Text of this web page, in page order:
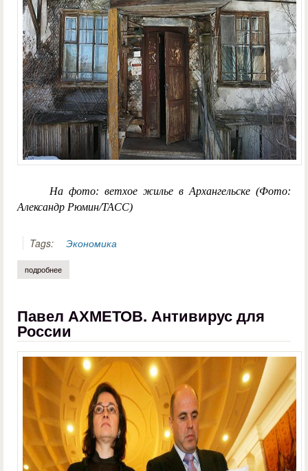
На фото: ветхое жилье в Архангельске (Фото:
Александр Рюмин/ТАСС)
Tags: Экономика
подробнее
Павел АХМЕТОВ. Антивирус для
России